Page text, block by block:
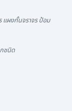
แผงกั้นจราจร ป้อม
ชนิด